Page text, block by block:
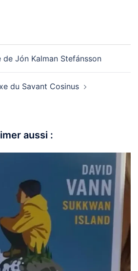
de Jón Kalman Stefánsson
du Savant Cosinus
aussi :